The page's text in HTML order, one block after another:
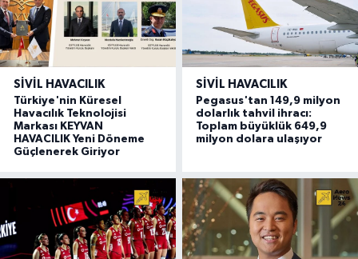
SIVIL HAVACILIK
Türkiye'nin Küresel
Havacılık Teknolojisi
Markası KEYVAN
HAVACILIK Yeni Döneme
Güçlenerek Giriyor
SIVIL HAVACILIK
Pegasus'tan 149,9 milyon
dolarlık tahvil ihracı:
Toplam büyüklük 649,9
milyon dolara ulaşıyor